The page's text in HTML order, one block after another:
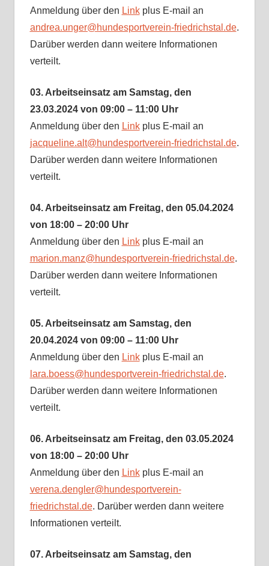
Anmeldung über den Linkplus E-mail an
andrea.unger@hundesportverein-friedrichstal.de.
Darüber werden dann weitere Informationen
verteilt.
03. Arbeitseinsatz am Samstag, den
23.03.2024 von 09:00 – 11:00 Uhr
Anmeldung über den Linkplus E-mail an
jacqueline.alt@hundesportverein-friedrichstal.de.
Darüber werden dann weitere Informationen
verteilt.
04. Arbeitseinsatz am Freitag, den 05.04.2024
von 18:00 – 20:00 Uhr
Anmeldung über den Linkplus E-mail an
marion.manz@hundesportverein-friedrichstal.de.
Darüber werden dann weitere Informationen
verteilt.
05. Arbeitseinsatz am Samstag, den
20.04.2024 von 09:00 – 11:00 Uhr
Anmeldung über den Linkplus E-mail an
lara.boess@hundesportverein-friedrichstal.de.
Darüber werden dann weitere Informationen
verteilt.
06. Arbeitseinsatz am Freitag, den 03.05.2024
von 18:00 – 20:00 Uhr
Anmeldung über den Linkplus E-mail an
verena.dengler@hundesportverein-
friedrichstal.de. Darüber werden dann weitere
Informationen verteilt.
07. Arbeitseinsatz am Samstag, den